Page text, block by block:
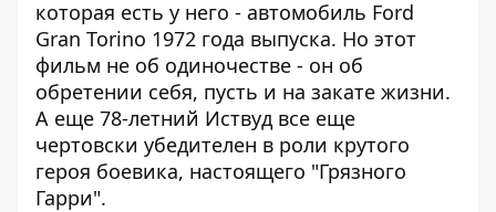
которая есть у него - автомобиль Ford
Gran Torino 1972 года выпуска. Но этот
фильм не об одиночестве - он об
обретении себя, пусть и на закате жизни.
А еще 78-летний Иствуд все еще
чертовски убедителен в роли крутого
героя боевика, настоящего "Грязного
Гарри".